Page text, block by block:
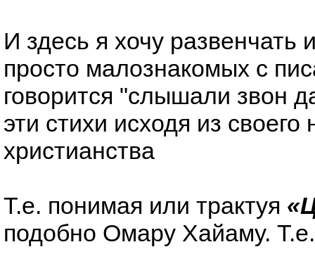
И здесь я хочу
просто малознакомых с
говорится "слышали звон
эти стихи исходя из
христианства
Т.е. понимая или трактуя
подобно Омару Хайаму.